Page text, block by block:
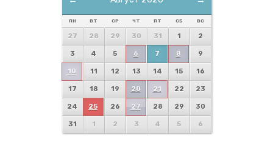
ПН ВТ СР ЧТ ПТ СБ ВС
27 28 29 30 31 1 2
3 4 5 6 7 8 9
10 11 12 13 14 15 16
17 18 19 20 21 22 23
24 25 26 27 28 29 30
31 1 2 3 4 5 6